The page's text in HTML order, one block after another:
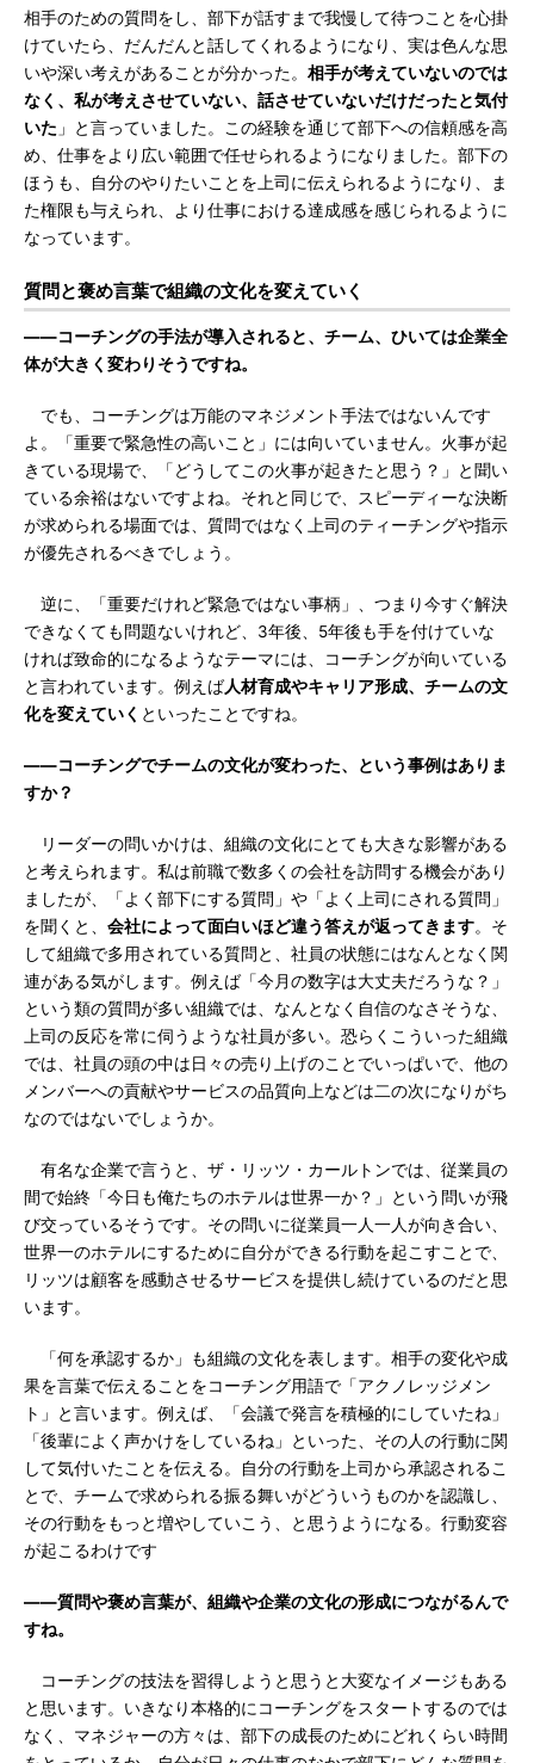
相手のための質問をし、部下が話すまで我慢して待つことを心掛
けていたら、だんだんと話してくれるようになり、実は色んな思
いや深い考えがあることが分かった。 相手が考えていないのでは
なく、私が考えさせていない、話させていないだけだったと気付
いた 」と言っていました。この経験を通じて部下への信頼感を高
め、仕事をより広い範囲で任せられるようになりました。部下の
ほうも、自分のやりたいことを上司に伝えられるようになり、ま
た権限も与えられ、より仕事における達成感を感じられるように
なっています。
質問と褒め言葉で組織の文化を変えていく
――コーチングの手法が導入されると、チーム、ひいては企業全
体が大きく変わりそうですね。
でも、コーチングは万能のマネジメント手法ではないんです
よ。「重要で緊急性の高いこと」には向いていません。火事が起
きている現場で、「どうしてこの火事が起きたと思う？」と聞い
ている余裕はないですよね。それと同じで、スピーディーな決断
が求められる場面では、質問ではなく上司のティーチングや指示
が優先されるべきでしょう。
逆に、「重要だけれど緊急ではない事柄」、つまり今すぐ解決
できなくても問題ないけれど、3年後、5年後も手を付けていな
ければ致命的になるようなテーマには、コーチングが向いている
と言われています。例えば人材育成やキャリア形成、チームの文
化を変えていく といったことですね。
――コーチングでチームの文化が変わった、という事例はありま
すか？
リーダーの問いかけは、組織の文化にとても大きな影響がある
と考えられます。私は前職で数多くの会社を訪問する機会があり
ましたが、「よく部下にする質問」や「よく上司にされる質問」
を聞くと、 会社によって面白いほど違う答えが返ってきます。そ
して組織で多用されている質問と、社員の状態にはなんとなく関
連がある気がします。例えば「今月の数字は大丈夫だろうな？」
という類の質問が多い組織では、なんとなく自信のなさそうな、
上司の反応を常に伺うような社員が多い。恐らくこういった組織
では、社員の頭の中は日々の売り上げのことでいっぱいで、他の
メンバーへの貢献やサービスの品質向上などは二の次になりがち
なのではないでしょうか。
有名な企業で言うと、ザ・リッツ・カールトンでは、従業員の
間で始終「今日も俺たちのホテルは世界一か？」という問いが飛
び交っているそうです。その問いに従業員一人一人が向き合い、
世界一のホテルにするために自分ができる行動を起こすことで、
リッツは顧客を感動させるサービスを提供し続けているのだと思
います。
「何を承認するか」も組織の文化を表します。相手の変化や成
果を言葉で伝えることをコーチング用語で「アクノレッジメン
ト」と言います。例えば、「会議で発言を積極的にしていたね」
「後輩によく声かけをしているね」といった、その人の行動に関
して気付いたことを伝える。自分の行動を上司から承認されるこ
とで、チームで求められる振る舞いがどういうものかを認識し、
その行動をもっと増やしていこう、と思うようになる。行動変容
が起こるわけです
――質問や褒め言葉が、組織や企業の文化の形成につながるんで
すね。
コーチングの技法を習得しようと思うと大変なイメージもある
と思います。いきなり本格的にコーチングをスタートするのでは
なく、マネジャーの方々は、部下の成長のためにどれくらい時間